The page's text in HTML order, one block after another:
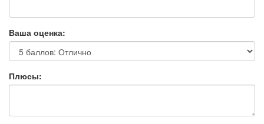
Ваша оценка:
Плюсы: